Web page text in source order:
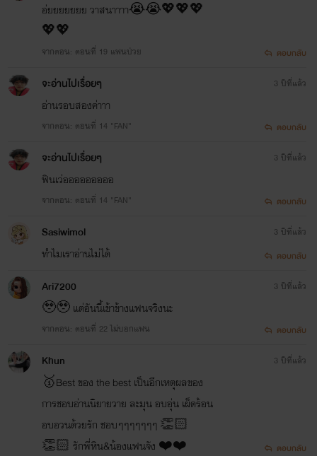
อ่ยยยยยยย วาสนาาาา😭😭💖💖💖
💖💖
จากตอน: ตอนที่ 19 แฟนป่วย ตอบกลับ
จะอ่านไปเรื่อยๆ
อ่านรอบสองค่าาา
จากตอน: ตอนที่ 14 "FAN"
3 ปีที่แล้ว
ตอบกลับ
จะอ่านไปเรื่อยๆ
ฟินเว่อออออออออ
จากตอน: ตอนที่ 14 "FAN"
3 ปีที่แล้ว
ตอบกลับ
Sasiwimol
ทำไมเราอ่านไม่ได้
3 ปีที่แล้ว
ตอบกลับ
Ari7200
🥹🥹 แต่อันนี้เข้าข้างแฟนจริงนะ
จากตอน: ตอนที่ 22 ไม่บอกแฟน
3 ปีที่แล้ว
ตอบกลับ
Khun
🥇Best ของ the best เป็นอีกเหตุผลของ
การชอบอ่านนิยายวาย ละมุน อบอุ่น เผ็ดร้อน
อบอวนด้วยรัก ชอบๆๆๆๆๆๆๆ 👏🏻
👏🏻 รักพี่หิน&น้องแฟนจัง ❤️❤️
3 ปีที่แล้ว
ตอบกลับ